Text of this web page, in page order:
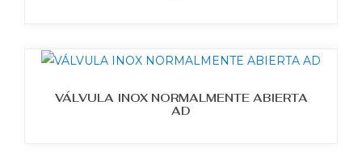
VÁLVULA INOX NORMALMENTE ABIERTA
AD